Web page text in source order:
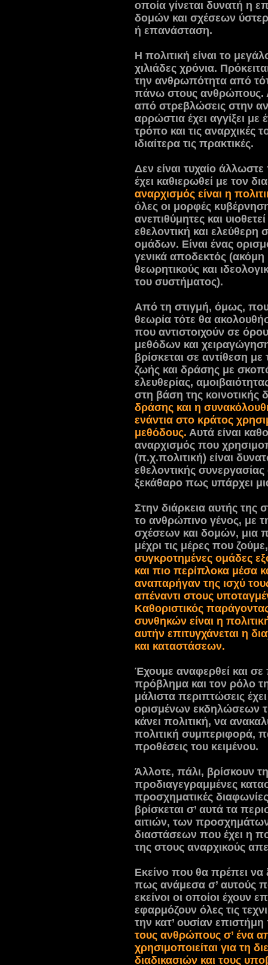
οποία γίνεται δυνατή η
δομών και σχέσεων
ή επανάσταση.
Η πολιτική είναι το
χιλιάδες χρόνια.
την ανθρωπότητα από
πάνω στους ανθρώπους.
από στρεβλώσεις στην
αρρώστια έχει αγγίξει
τρόπο και τις αναρχικές
ιδιαίτερα τις πρακτικές.
Δεν είναι τυχαίο
έχει καθιερωθεί με τον
αναρχισμός είναι η
όλες οι μορφές
ανεπιθύμητες και
εθελοντική και
ομάδων. Είναι ένας
γενικά αποδεκτός (ακόμη
θεωρητικούς και
του συστήματος).
Από τη στιγμή, όμως, που
θεωρία τότε θα
που αντιστοιχούν σε
μεθόδων και
βρίσκεται σε αντίθεση
ζωής και δράσης με
ελευθερίας,
στη βάση της κοινοτικής
δράσης και η
ενάντια στο κράτος
μεθόδους. Αυτά είναι
αναρχισμός που
(π.χ.πολιτική) είναι
εθελοντικής
ξεκάθαρο πως υπάρχει
Στην διάρκεια αυτής
το ανθρώπινο γένος, με
σχέσεων και δομών, μια
μέχρι τις μέρες που
συγκροτημένες ομάδες
και πιο περίπλοκα μέσα
αναπαρήγαν της ισχύ
απέναντι στους
Καθοριστικός
συνθηκών είναι η
αυτήν επιτυγχάνεται η
και καταστάσεων.
Έχουμε αναφερθεί και
πρόβλημα και τον ρόλο
μάλιστα περιπτώσεις
ορισμένων εκδηλώσεων
κάνει πολιτική, να
πολιτική συμπεριφορά,
προθέσεις του κειμένου.
Άλλοτε, πάλι, βρίσκουν
προδιαγεγραμμένες
προσχηματικές
βρίσκεται σ’ αυτά τα
αιτιών, των
διαστάσεων που έχει η
της στους αναρχικούς
Εκείνο που θα πρέπει να
πως ανάμεσα σ’ αυτούς
εκείνοι οι οποίοι έχουν
εφαρμόζουν όλες τις
την κατ’ ουσίαν
τους ανθρώπους σ’ ένα
χρησιμοποιείται για τη
διαδικασιών και τους